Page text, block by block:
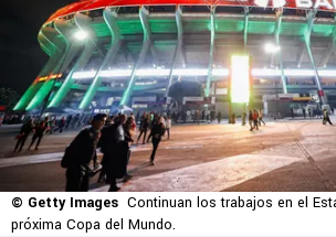
© Getty Images Continuan los trabajos en el
próxima Copa del Mundo.